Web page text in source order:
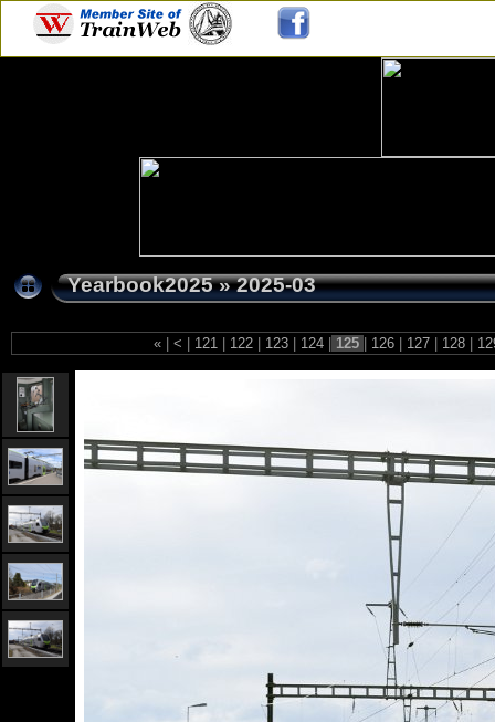
Yearbook2025»2025-03
« < 121 122 123 124 125 126 127 128